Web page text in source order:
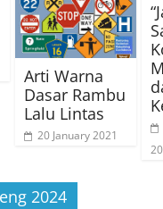
Arti Warna
Dasar Rambu
Lalu Lintas
20 January 2021
2024